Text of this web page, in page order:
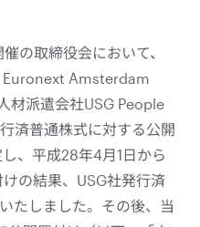
の取締役会において、
Euronext Amsterdam
材派遣会社USG People
済普通株式に対する公開
、平成28年4月1日から
の結果、USG社発行済
たしました。その後、当